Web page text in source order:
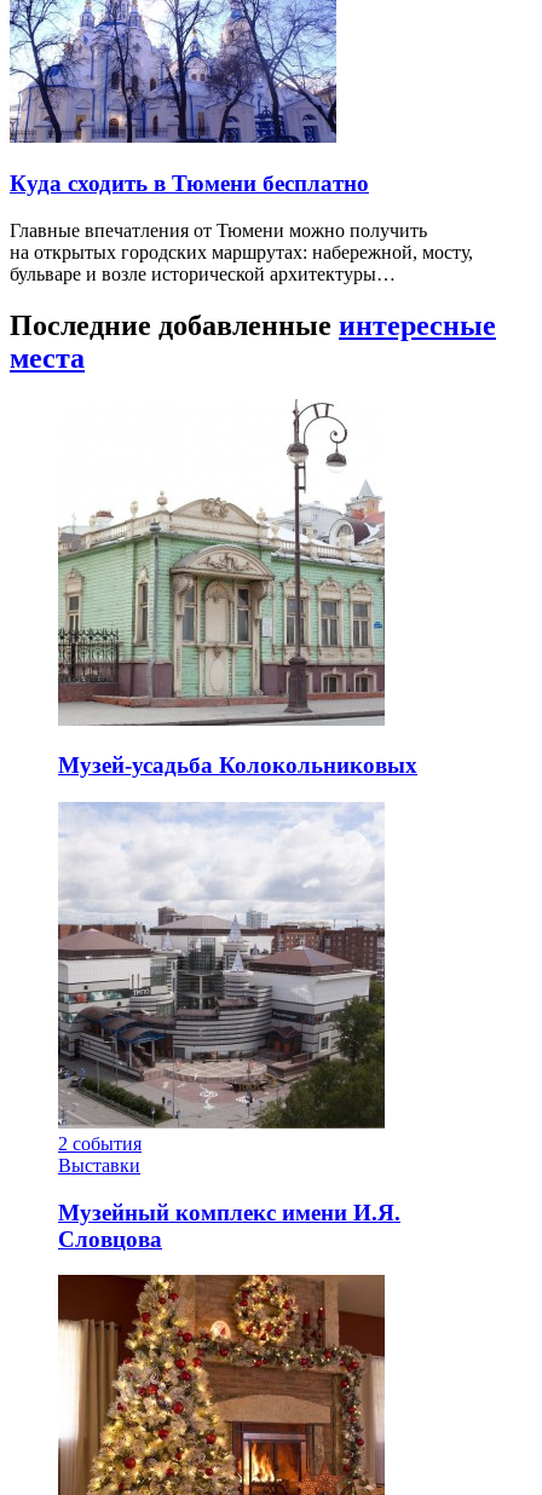
Куда сходить в Тюмени бесплатно
Главные впечатления от Тюмени можно получить
на открытых городских маршрутах: набережной, мосту,
бульваре и возле исторической архитектуры…
Последние добавленные интересные
места
Музей-усадьба Колокольниковых
2 события
Выставки
Музейный комплекс имени И.Я.
Словцова